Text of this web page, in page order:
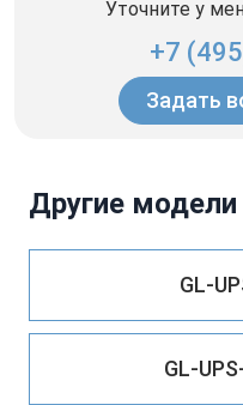
Уточните у
+7
Задать
Другие
GL-
GL-